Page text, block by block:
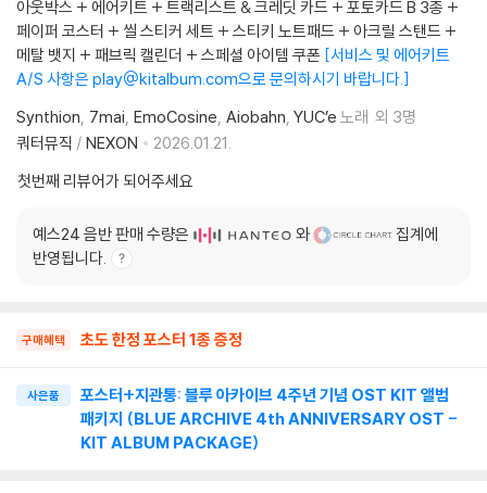
아웃박스 + 에어키트 + 트랙리스트 & 크레딧 카드 + 포토카드 B 3종 +
페이퍼 코스터 + 씰 스티커 세트 + 스티키 노트패드 + 아크릴 스탠드 +
메탈 뱃지 + 패브릭 캘린더 + 스페셜 아이템 쿠폰 서비스 및 에어키트
A/S 사항은 play@kitalbum.com으로 문의하시기 바랍니다.
Synthion 7mai EmoCosine Aiobahn YUC’e 노래 외 3명
쿼터뮤직 / NEXON
2026.01.21.
첫번째 리뷰어가 되어주세요
예스24 음반 판매 수량은 와
집계에
반영됩니다.
구매혜택 초도 한정 포스터 1종 증정
사은품
포스터+지관통: 블루 아카이브 4주년 기념 OST KIT 앨범
패키지 (BLUE ARCHIVE 4th ANNIVERSARY OST -
KIT ALBUM PACKAGE)